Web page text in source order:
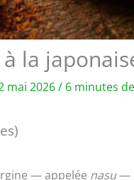
la
mai 2026/ 6 minutes
— appelée nasu—